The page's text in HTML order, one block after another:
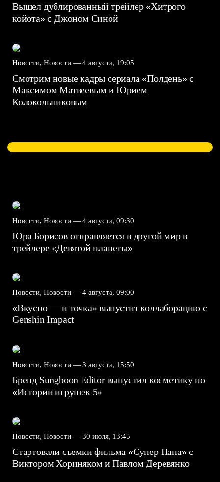
Вышел дублированный трейлер «Хитрого
койота» с Джоном Синой
Новости, Новости — 4 августа, 19:05
Смотрим новые кадры сериала «Полдень» с
Максимом Матвеевым и Юрием
Колокольниковым
Новости, Новости — 4 августа, 09:30
Юра Борисов отправляется в другой мир в
трейлере «Девятой планеты»
Новости, Новости — 4 августа, 09:00
«Вкусно — и точка» выпустит коллаборацию с
Genshin Impact⁠⁠
Новости, Новости — 3 августа, 15:50
Бренд Sungboon Editor выпустил косметику по
«Истории игрушек 5»
Новости, Новости — 30 июля, 13:45
Стартовали съемки фильма «Супер Папа» с
Виктором Хориняком и Павлом Деревянко